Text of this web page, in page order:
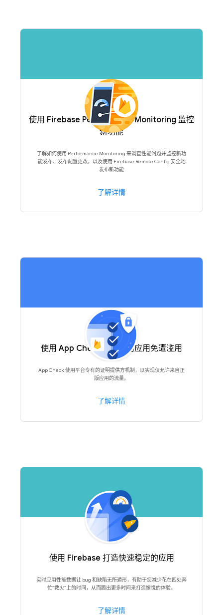
使用 Firebase Performance Monitoring 监控
新功能
了解如何使用 Performance Monitoring 来调查性能问题并监控新功
能发布、发布配置更改，以及使用 Firebase Remote Config 安全地
发布新功能
了解详情
使用 App Check 保护您的应用免遭滥用
App Check 使用平台专有的证明提供方机制，以实现仅允许来自正
版应用的流量。
了解详情
使用 Firebase 打造快速稳定的应用
实时应用性能数据让 bug 和缺陷无所遁形，有助于您减少花在四处奔
忙“救火”上的时间，从而腾出更多时间来打造愉悦的体验。
了解详情